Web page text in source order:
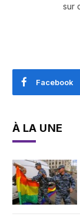
sur
Facebook
À LA UNE